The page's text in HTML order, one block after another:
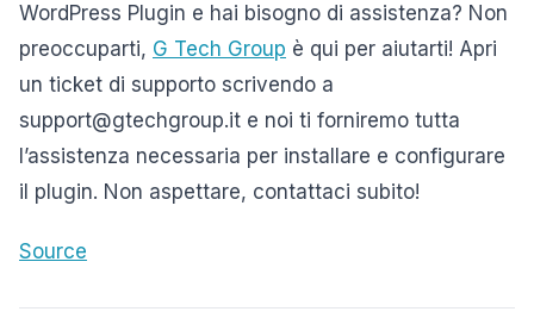
WordPress Plugin e hai bisogno di assistenza? Non
preoccuparti, G Tech Group è qui per aiutarti! Apri
un ticket di supporto scrivendo a
support@gtechgroup.it e noi ti forniremo tutta
l’assistenza necessaria per installare e configurare
il plugin. Non aspettare, contattaci subito!
Source